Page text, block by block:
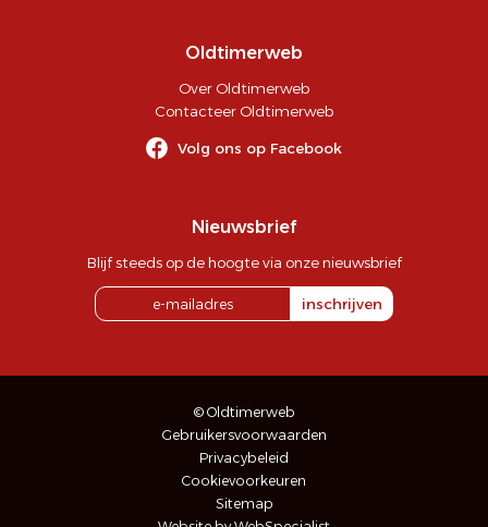
Oldtimerweb
Over Oldtimerweb
Contacteer Oldtimerweb
Volg ons op Facebook
Nieuwsbrief
Blijf steeds op de hoogte via onze nieuwsbrief
inschrijven
© Oldtimerweb
Gebruikersvoorwaarden
Privacybeleid
Cookievoorkeuren
Sitemap